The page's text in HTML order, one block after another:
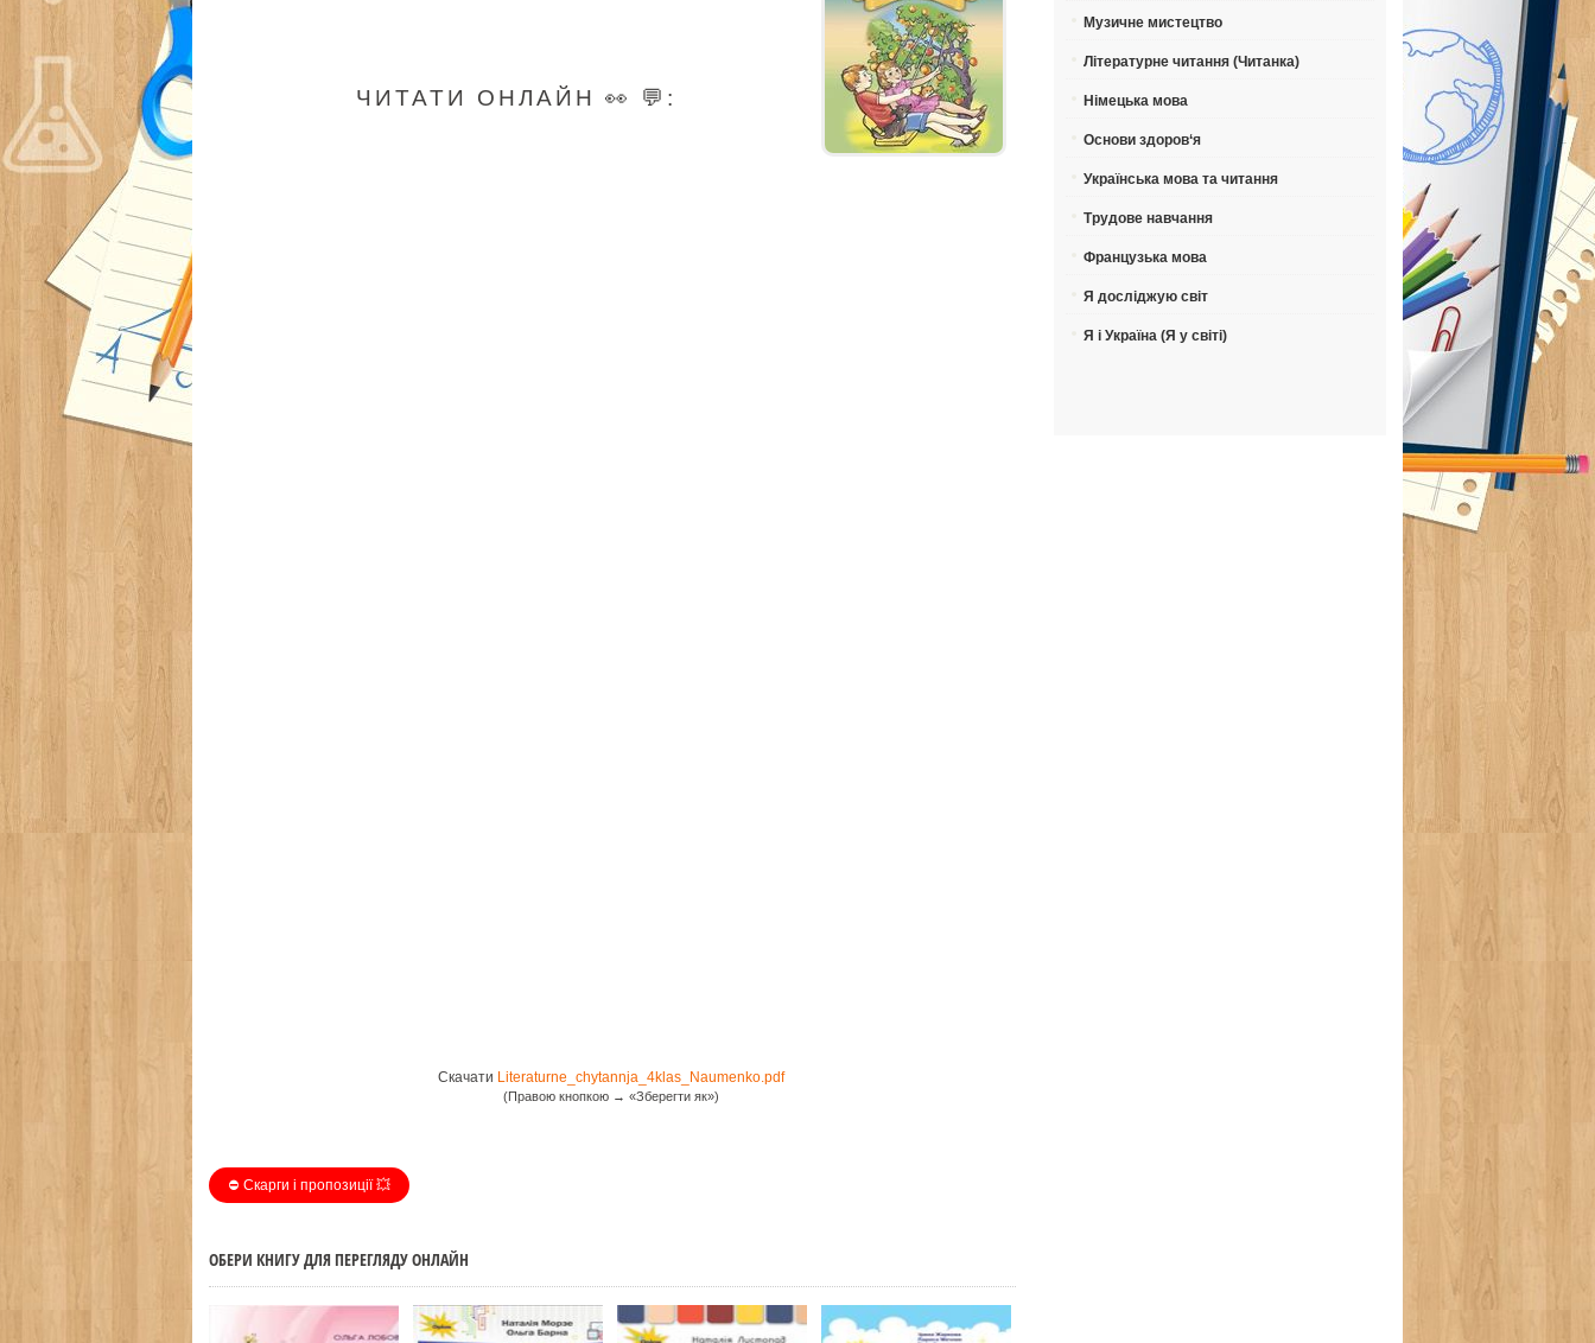
ЧИТАТИ ОНЛАЙН 👀 💬:
Скачати Literaturne_chytannja_4klas_Naumenko.pdf
(Правою кнопкою → «Зберегти як»)
⛔️ Скарги і пропозиції 💥
ОБЕРИ КНИГУ ДЛЯ ПЕРЕГЛЯДУ ОНЛАЙН
Музичне мистецтво
Літературне читання (Читанка)
Німецька мова
Основи здоров‘я
Українська мова та читання
Трудове навчання
Французька мова
Я досліджую світ
Я і Україна (Я у світі)